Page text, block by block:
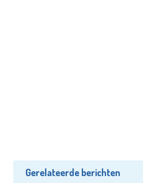
Gerelateerde berichten